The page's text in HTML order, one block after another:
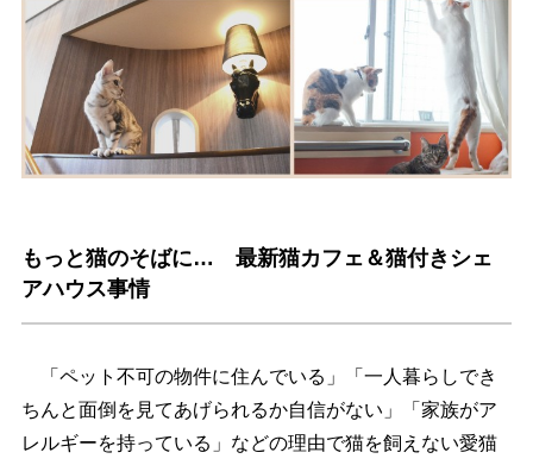
もっと猫のそばに… 最新猫カフェ＆猫付きシェ
アハウス事情
「ペット不可の物件に住んでいる」「一人暮らしでき
ちんと面倒を見てあげられるか自信がない」「家族がア
レルギーを持っている」などの理由で猫を飼えない愛猫